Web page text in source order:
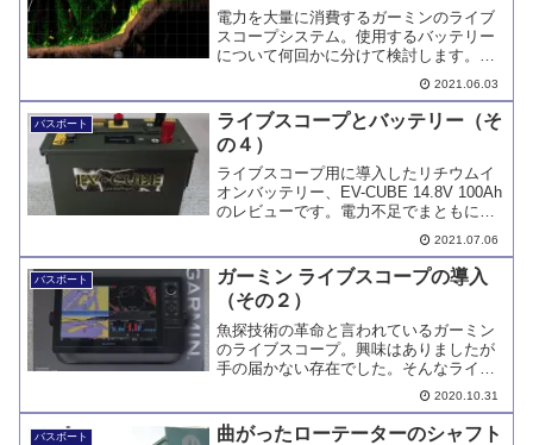
電力を大量に消費するガーミンのライブ
スコープシステム。使用するバッテリー
について何回かに分けて検討します。そ
の1回目は、バッテリーの現状と持続時間
2021.06.03
バスボート
ライブスコープとバッテリー（そ
の４）
ライブスコープ用に導入したリチウムイ
オンバッテリー、EV-CUBE 14.8V 100Ah
のレビューです。電力不足でまともに使
用できなかったライブスコープが、EV-
CUBEの魚探専用バッテリー導入で、好
きなだけ使えるようになりました。
2021.07.06
バスボート
ガーミン ライブスコープの導入
（その２）
魚探技術の革命と言われているガーミン
のライブスコープ。興味はありましたが
手の届かない存在でした。そんなライブ
スコープを遂にマイボートに導入するこ
とになりました。今回はその２、魚探の
モデル選定などについてです。
2020.10.31
バスボート
曲がったローテーターのシャフト